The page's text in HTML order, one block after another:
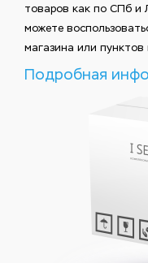
товаров как по СПб и
можете
магазина или пунктов
Подробная